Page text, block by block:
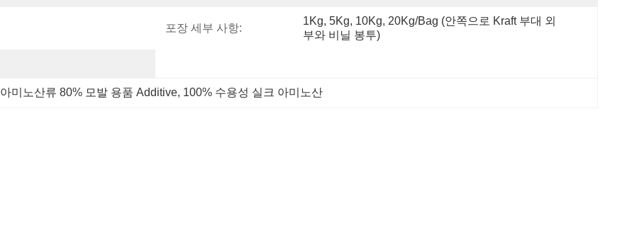
포장 세부 사항:
1Kg, 5Kg, 10Kg, 20Kg/Bag (안쪽으로 Kraft 부대 외
부와 비닐 봉투)
아미노산류 80% 모발 용품 Additive, 100% 수용성 실크 아미노산